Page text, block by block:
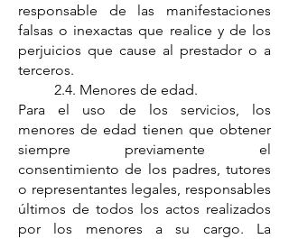
responsable de las manifestaciones
falsas o inexactas que realice y de los
perjuicios que cause al prestador o a
terceros.
2.4. Menores de edad.
Para el uso de los servicios, los
menores de edad tienen que obtener
siempre previamente el
consentimiento de los padres, tutores
o representantes legales, responsables
últimos de todos los actos realizados
por los menores a su cargo. La